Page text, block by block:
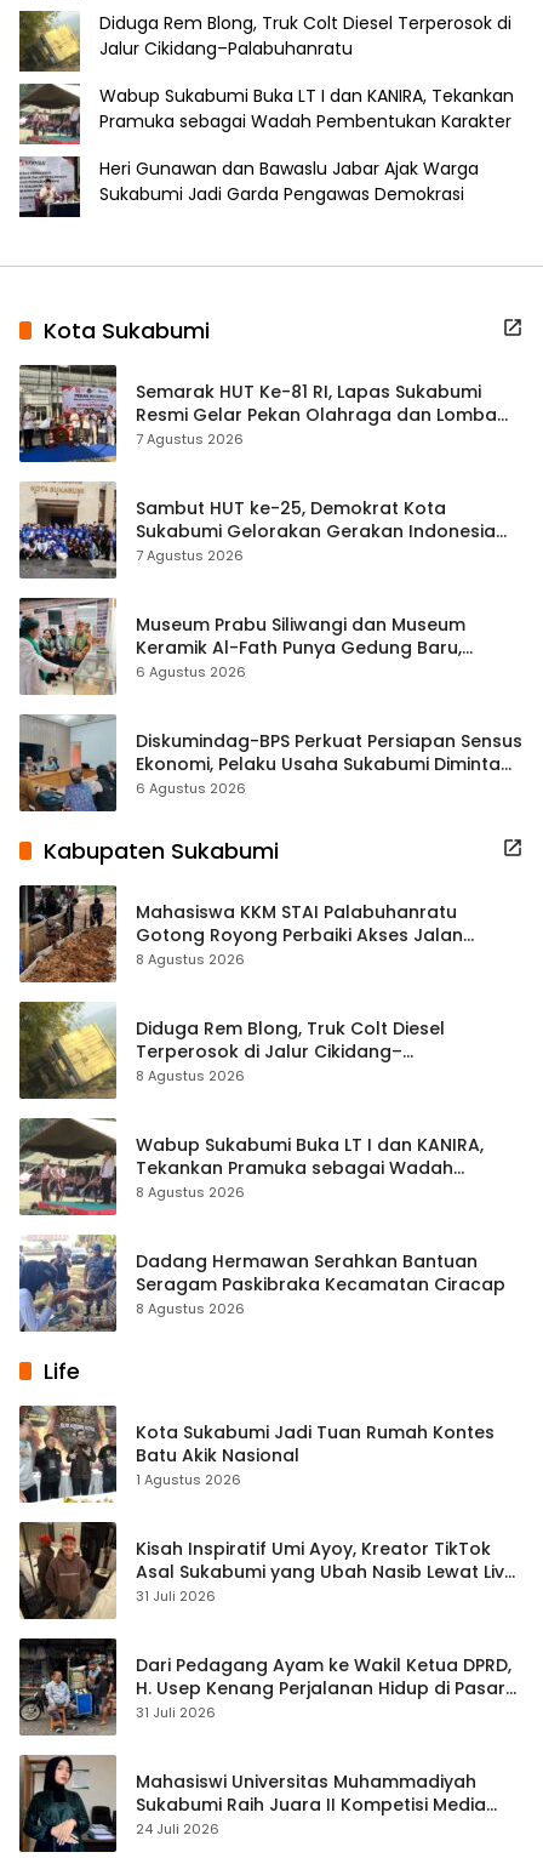
Diduga Rem Blong, Truk Colt Diesel Terperosok di
Jalur Cikidang–Palabuhanratu
Wabup Sukabumi Buka LT I dan KANIRA, Tekankan
Pramuka sebagai Wadah Pembentukan Karakter
Heri Gunawan dan Bawaslu Jabar Ajak Warga
Sukabumi Jadi Garda Pengawas Demokrasi
Kota Sukabumi
Semarak HUT Ke-81 RI, Lapas Sukabumi
Resmi Gelar Pekan Olahraga dan Lomba
Tradisional
7 Agustus 2026
Sambut HUT ke-25, Demokrat Kota
Sukabumi Gelorakan Gerakan Indonesia
ASRI Lewat Aksi Bersih Masjid Agung
7 Agustus 2026
Museum Prabu Siliwangi dan Museum
Keramik Al-Fath Punya Gedung Baru,
Hampir 500 Koleksi Dipisahkan
6 Agustus 2026
Diskumindag-BPS Perkuat Persiapan Sensus
Ekonomi, Pelaku Usaha Sukabumi Diminta
Terbuka Beri Data
6 Agustus 2026
Kabupaten Sukabumi
Mahasiswa KKM STAI Palabuhanratu
Gotong Royong Perbaiki Akses Jalan
Majelis Ta’lim di Sagaranten
8 Agustus 2026
Diduga Rem Blong, Truk Colt Diesel
Terperosok di Jalur Cikidang–
Palabuhanratu
8 Agustus 2026
Wabup Sukabumi Buka LT I dan KANIRA,
Tekankan Pramuka sebagai Wadah
Pembentukan Karakter
8 Agustus 2026
Dadang Hermawan Serahkan Bantuan
Seragam Paskibraka Kecamatan Ciracap
8 Agustus 2026
Life
Kota Sukabumi Jadi Tuan Rumah Kontes
Batu Akik Nasional
1 Agustus 2026
Kisah Inspiratif Umi Ayoy, Kreator TikTok
Asal Sukabumi yang Ubah Nasib Lewat Live
Streaming
31 Juli 2026
Dari Pedagang Ayam ke Wakil Ketua DPRD,
H. Usep Kenang Perjalanan Hidup di Pasar
Cisaat
31 Juli 2026
Mahasiswi Universitas Muhammadiyah
Sukabumi Raih Juara II Kompetisi Media
Pembelajaran Digital Tingkat Internasional
24 Juli 2026